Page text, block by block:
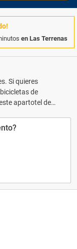
en Las Terrenas
Si quieres
de
apartotel de
turística
Internet por cable
horas a tu
(ida y